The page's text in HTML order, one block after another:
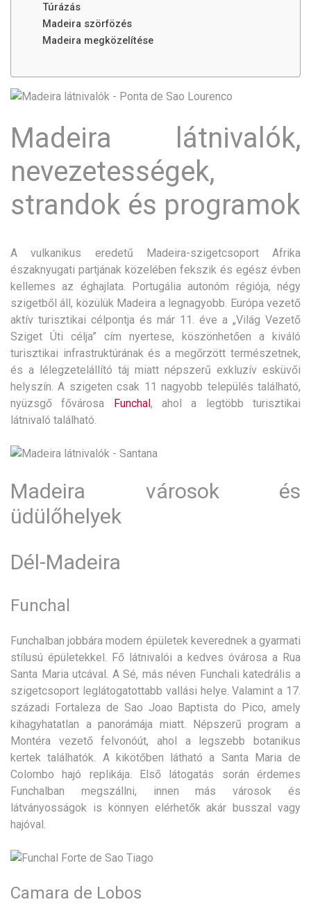
Túrázás
Madeira szörfözés
Madeira megközelítése
Madeira látnivalók,
nevezetességek,
strandok és programok
A vulkanikus eredetű Madeira-szigetcsoport Afrika
északnyugati partjának közelében fekszik és egész évben
kellemes az éghajlata. Portugália autonóm régiója, négy
szigetből áll, közülük Madeira a legnagyobb. Európa vezető
aktív turisztikai célpontja és már 11. éve a „Világ Vezető
Sziget Úti célja” cím nyertese, köszönhetően a kiváló
turisztikai infrastruktúrának és a megőrzött természetnek,
és a lélegzetelállító táj miatt népszerű exkluzív esküvői
helyszín. A szigeten csak 11 nagyobb település található,
nyüzsgő fővárosa Funchal, ahol a legtöbb turisztikai
látnivaló található.
Madeira városok és
üdülőhelyek
Dél-Madeira
Funchal
Funchalban jobbára modern épületek keverednek a gyarmati
stílusú épületekkel. Fő látnivalói a kedves óvárosa a Rua
Santa Maria utcával. A Sé, más néven Funchali katedrális a
szigetcsoport leglátogatottabb vallási helye. Valamint a 17.
századi Fortaleza de Sao Joao Baptista do Pico, amely
kihagyhatatlan a panorámája miatt. Népszerű program a
Montéra vezető felvonóút, ahol a legszebb botanikus
kertek találhatók. A kikötőben látható a Santa Maria de
Colombo hajó replikája. Első látogatás során érdemes
Funchalban megszállni, innen más városok és
látványosságok is könnyen elérhetők akár busszal vagy
hajóval.
Camara de Lobos